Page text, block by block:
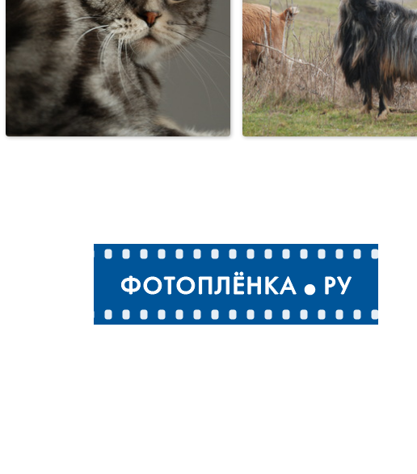
Кот Армаша. Козёл по кличке